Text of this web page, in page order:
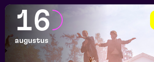
16
augustus